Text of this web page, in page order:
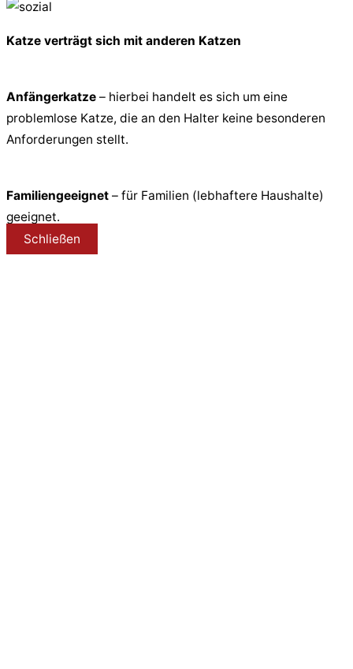
Katze verträgt sich mit anderen Katzen
Anfängerkatze – hierbei handelt es sich um eine
problemlose Katze, die an den Halter keine besonderen
Anforderungen stellt.
Familiengeeignet – für Familien (lebhaftere Haushalte)
geeignet.
Schließen